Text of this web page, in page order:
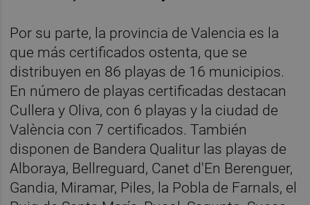
Por su parte, la provincia de Valencia es la
que más certificados ostenta, que se
distribuyen en 86 playas de 16 municipios.
En número de playas certificadas destacan
Cullera y Oliva, con 6 playas y la ciudad de
València con 7 certificados. También
disponen de Bandera Qualitur las playas de
Alboraya, Bellreguard, Canet d'En Berenguer,
Gandia, Miramar, Piles, la Pobla de Farnals, el